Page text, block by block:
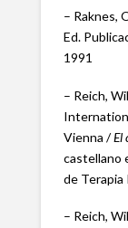
– Raknes,
Ed.
1991
– Reich,
Vienna /El
castellano
de Terapia
– Reich,